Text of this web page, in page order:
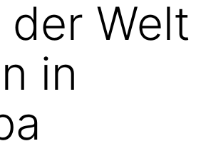
der Welt
in